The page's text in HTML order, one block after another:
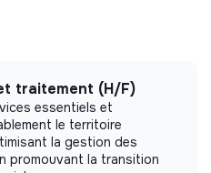
: prises de contact
de récolter des données
des données
foundation, mutual or
traitement (H/F)
essentiels et
le territoire
la gestion des
promouvant la transition